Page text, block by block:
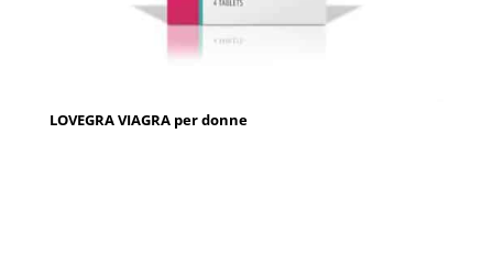
LOVEGRA VIAGRA per donne